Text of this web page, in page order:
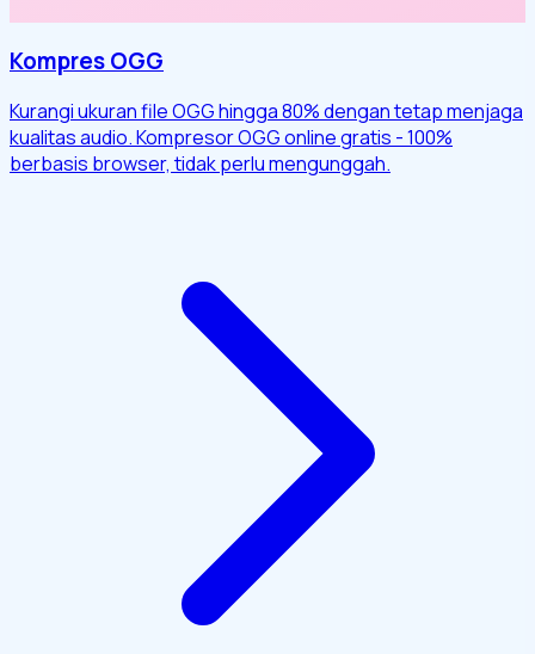
Kompres OGG
Kurangi ukuran file OGG hingga 80% dengan tetap menjaga
kualitas audio. Kompresor OGG online gratis - 100%
berbasis browser, tidak perlu mengunggah.